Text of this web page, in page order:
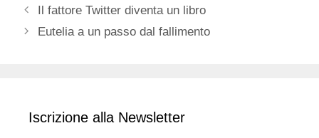
Il fattore Twitter diventa un libro
Eutelia a un passo dal fallimento
Iscrizione alla Newsletter